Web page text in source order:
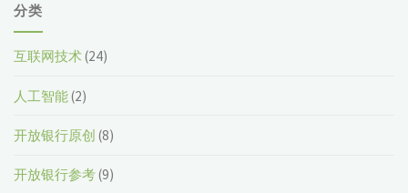
分类
互联网技术(24)
人工智能(2)
开放银行原创 (8)
开放银行参考(9)